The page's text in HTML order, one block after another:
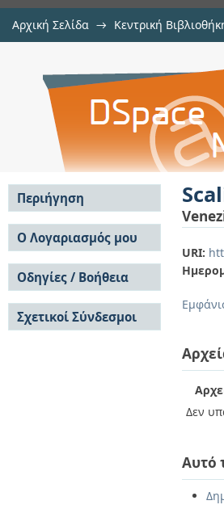
Αρχική Σελίδα → Κεντρική
Scaling and fractals
URI:
Δεν
Αυτό
Περιήγηση
Σε όλο το DSpace
Κοινότητες & Συλλογές
Ανά Ημερομηνία
Έκδοσης
Συγγραφείς
Τίτλοι
Θέματα
Ο Λογαριασμός μου
Σύνδεση
Εγγραφή
Οδηγίες / Βοήθεια
Οδηγίες Υποβολής
Οδηγίες Χρήσης ΙΑ
Συχνές Ερωτήσεις
Σχετικοί Σύνδεσμοι